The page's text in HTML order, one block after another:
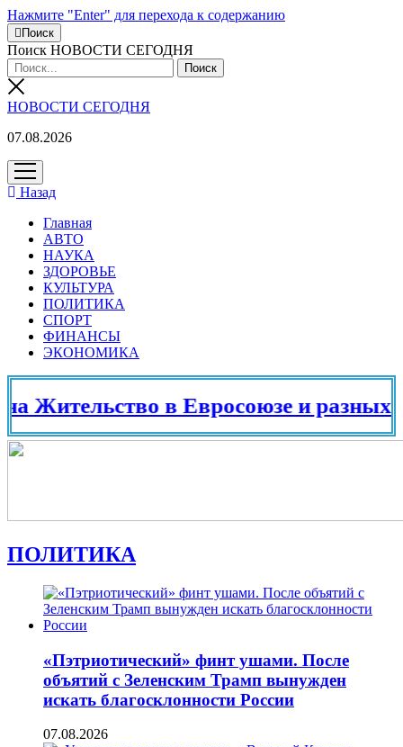
Нажмите "Enter" для перехода к содержанию
Поиск
Поиск НОВОСТИ СЕГОДНЯ
НОВОСТИ СЕГОДНЯ
07.08.2026
открыть
меню
Назад
Главная
АВТО
НАУКА
ЗДОРОВЬЕ
КУЛЬТУРА
ПОЛИТИКА
СПОРТ
ФИНАНСЫ
ЭКОНОМИКА
в Евросоюзе и разных
ПОЛИТИКА
«Пэтриотический» финт ушами. После
объятий с Зеленским Трамп вынужден
искать благосклонности России
07.08.2026